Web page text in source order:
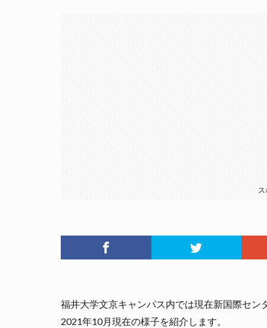
福井大学文京キャンパス内では現在新国際セ
2021年10月現在の様子を紹介します。